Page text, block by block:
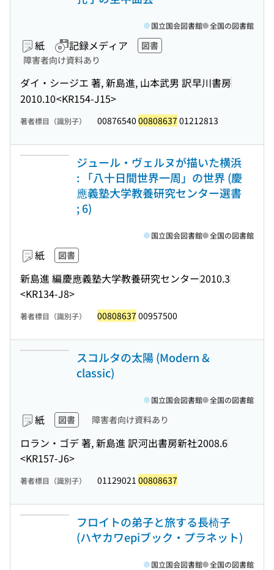
紙 記録メディア
図書
障害者向け資料あり
ダイ・シージエ 著, 新島進, 山本武男 訳早川書房
2010.10<KR154-J15>
国立国会図書館 全国の図書館
著者標目（識別子） 00876540 00808637 01212813
ジュール・ヴェルヌが描いた横浜
: 「八十日間世界一周」の世界 (慶
應義塾大学教養研究センター選書
; 6)
紙 図書
新島進 編慶應義塾大学教養研究センター2010.3
<KR134-J8>
国立国会図書館 全国の図書館
著者標目（識別子） 00808637 00957500
スコルタの太陽 (Modern &
classic)
紙 図書 障害者向け資料あり
ロラン・ゴデ 著, 新島進 訳河出書房新社2008.6
<KR157-J6>
国立国会図書館 全国の図書館
著者標目（識別子） 01129021 00808637
フロイトの弟子と旅する長椅子
(ハヤカワepiブック・プラネット)
国立国会図書館 全国の図書館